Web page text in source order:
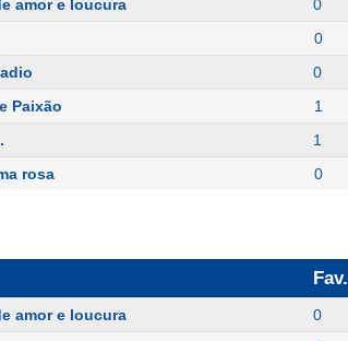
amor e loucura 0
0
0
Paixão 1
1
rosa 0
Fav.
amor e loucura 0